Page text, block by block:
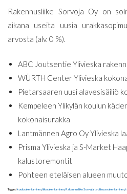
Rakennusliike Sorvoja Oy on
aikana useita uusia
arvosta (alv. 0 %).
ABC Joutsentie Ylivieska
WÜRTH Center Ylivieska
Pietarsaaren uusi alavesisäiliö
Kempeleen Ylikylän koulun
kokonaisurakka
Lantmännen Agro Oy Ylivieska
Prisma Ylivieska ja S-Market
kalustoremontit
Pohteen eteläisen alueen
Taggedkoulurakentaminen liikerakentaminen Rakennusliike Sorvoja teollisuusrakentaminen